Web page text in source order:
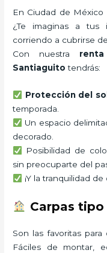
En Ciudad de
¿Te imaginas a
corriendo a cubrirse
Con nuestra
Santiaguitotendrás:
Protección del
temporada.
Un espacio
decorado.
Posibilidad de
sin preocuparte del
¡Y la tranquilidad
Carpas
Son las favoritas
Fáciles de montar,